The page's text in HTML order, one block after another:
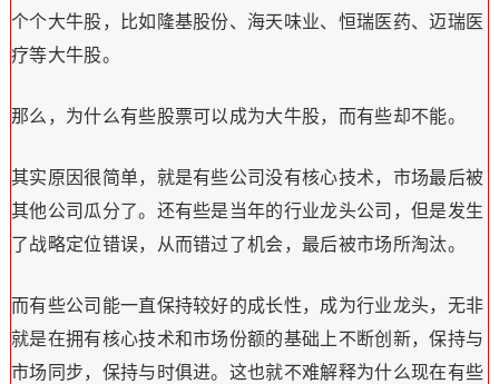
个个大牛股，比如隆基股份、海天味业、恒瑞医药、迈瑞医
疗等大牛股。
那么，为什么有些股票可以成为大牛股，而有些却不能。
其实原因很简单，就是有些公司没有核心技术，市场最后被
其他公司瓜分了。还有些是当年的行业龙头公司，但是发生
了战略定位错误，从而错过了机会，最后被市场所淘汰。
而有些公司能一直保持较好的成长性，成为行业龙头，无非
就是在拥有核心技术和市场份额的基础上不断创新，保持与
市场同步，保持与时俱进。这也就不难解释为什么现在有些